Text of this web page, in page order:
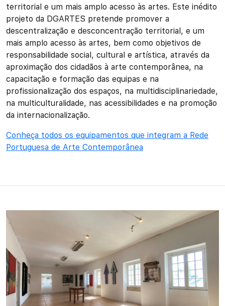
territorial e um mais amplo acesso às artes. Este inédito
projeto da DGARTES pretende promover a
descentralização e desconcentração territorial, e um
mais amplo acesso às artes, bem como objetivos de
responsabilidade social, cultural e artística, através da
aproximação dos cidadãos à arte contemporânea, na
capacitação e formação das equipas e na
profissionalização dos espaços, na multidisciplinariedade,
na multiculturalidade, nas acessibilidades e na promoção
da internacionalização.
Conheça todos os equipamentos que integram a Rede
Portuguesa de Arte Contemporânea